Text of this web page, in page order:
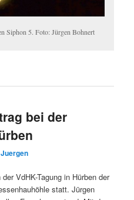
Siphon 5. Foto: Jürgen Bohnert
bei der
Juergen
VdHK-Tagung in Hürben der
statt. Jürgen